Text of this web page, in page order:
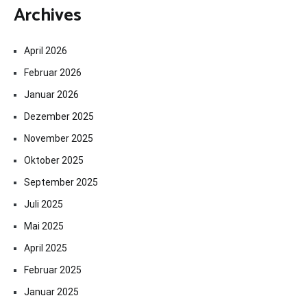
Archives
April 2026
Februar 2026
Januar 2026
Dezember 2025
November 2025
Oktober 2025
September 2025
Juli 2025
Mai 2025
April 2025
Februar 2025
Januar 2025